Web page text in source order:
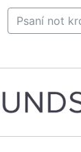
Psaní not